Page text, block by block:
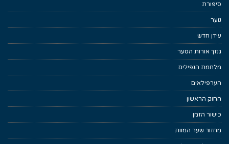
סיפורת
נוער
עידן חדש
גנזך אורות הסער
מלחמת הנפילים
הערפילאים
החוק הראשון
כישור הזמן
מחזור שער המוות